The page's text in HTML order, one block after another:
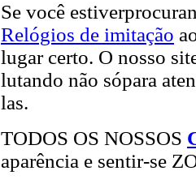
Se você
Relógios de imitação
lugar certo. O nosso
lutando não sópara
las.
TODOS OS NOSSOS
aparência e sentir-se